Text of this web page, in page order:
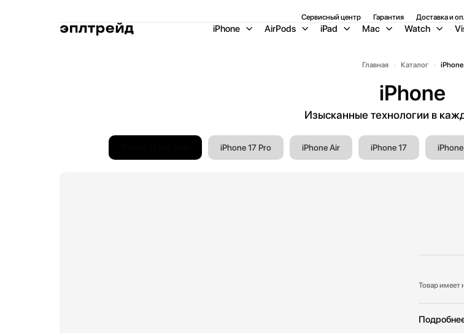
Сервисный центр Гарантия Доставка и
iPhone AirPods iPad Mac Watch
Главная Каталог iPhone
iPhone
Изысканные технологии в
iPhone 17 Pro iPhone Air iPhone 17
Товар имеет